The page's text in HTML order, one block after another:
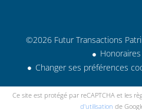
©2026 Futur Transactions
Changer ses préférences
Ce site est protégé par reCAPTCHA et les
d'utilisation de